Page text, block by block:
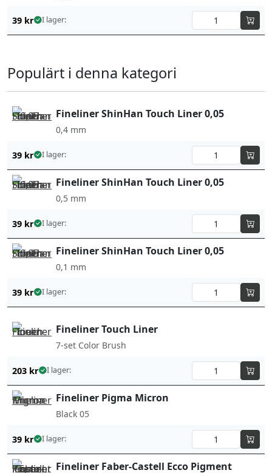
39 kr I lager:
Populärt i denna kategori
Fineliner ShinHan Touch Liner 0,05
0,4 mm
39 kr I lager:
Fineliner ShinHan Touch Liner 0,05
0,5 mm
39 kr I lager:
Fineliner ShinHan Touch Liner 0,05
0,1 mm
39 kr I lager:
Fineliner Touch Liner
7-set Color Brush
203 kr I lager:
Fineliner Pigma Micron
Black 05
39 kr I lager:
Fineliner Faber-Castell Ecco Pigment